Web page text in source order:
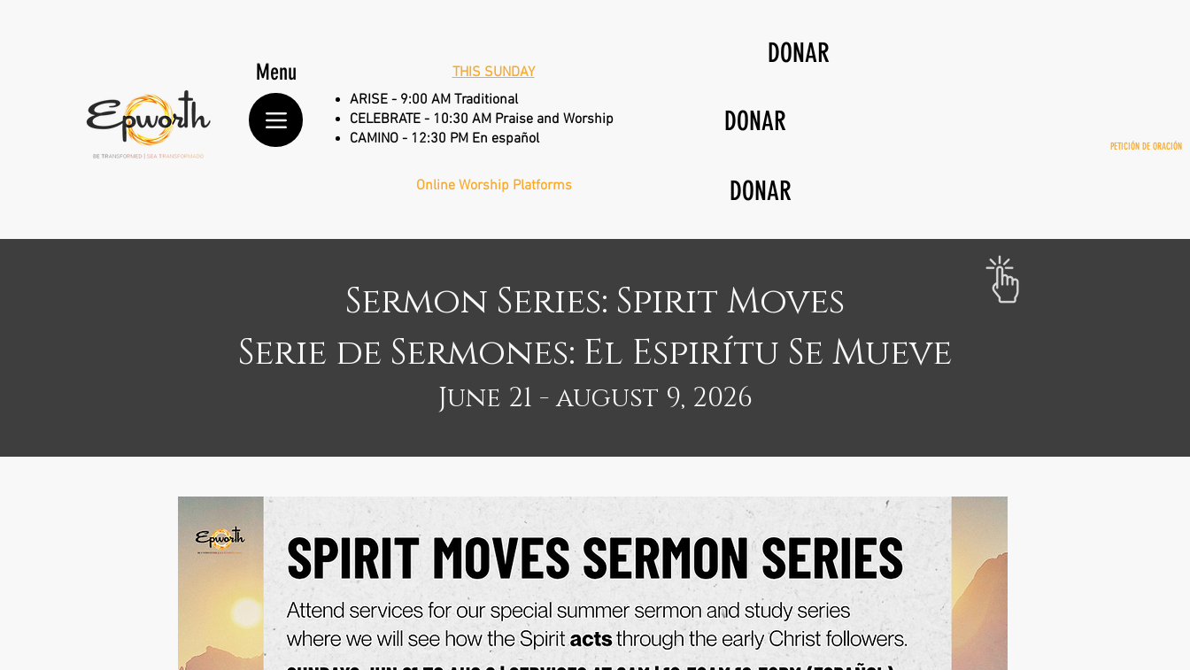
PETICIÓN DE ORACIÓN
Menu
THIS SUNDAY
ARISE - 9:00 AM Traditional
CELEBRATE - 10:30 AM Praise and Worship
CAMINO - 12:30 PM En español
Online Worship Platforms
DONAR
DONAR
DONAR
Sermon Series: Spirit Moves
Serie de Sermones: El Espirítu Se Mueve
June 21 - august 9, 2026